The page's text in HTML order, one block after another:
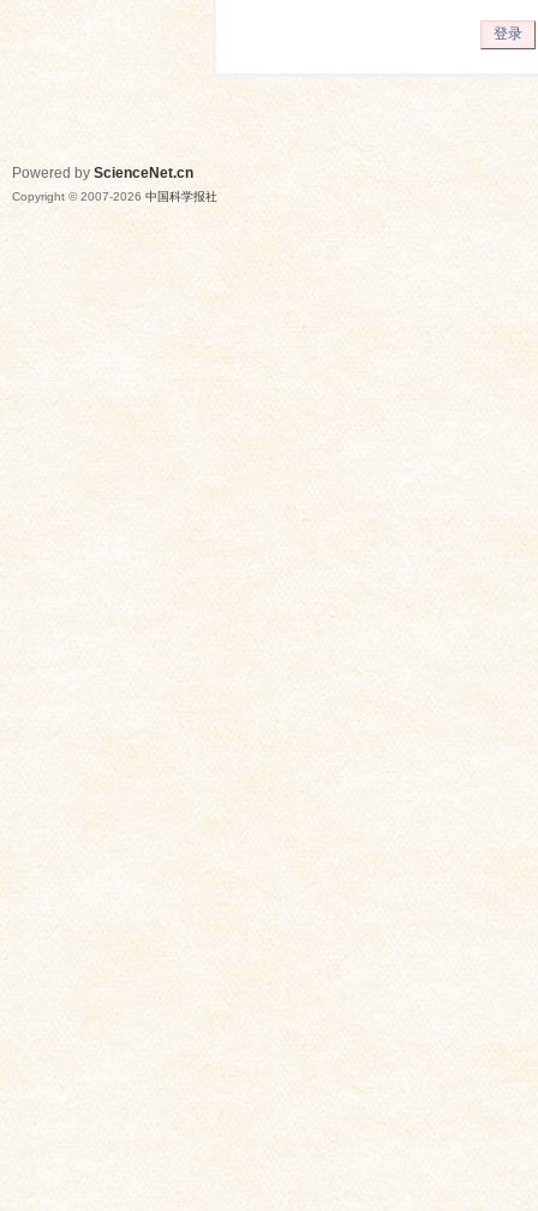
登录
Powered by ScienceNet.cn
Copyright © 2007-2026 中国科学报社